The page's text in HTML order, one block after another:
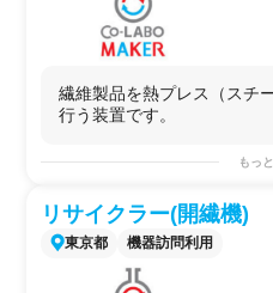
◯物質の熱に対する物理
物質を加熱し、重量変
昇華、吸着、脱着、蒸
す。例えば吸着性のあ
と、気体の脱離で少し
ど、材料の吸着能の情
◯物質の相変化温度調査
示差熱分析により、物
結晶化、硬化、凝固温
わかります。
繊維製品を熱プレス（スチ
行う装置です。
もっ
リサイクラー(開繊機)
東京都 機器訪問利用